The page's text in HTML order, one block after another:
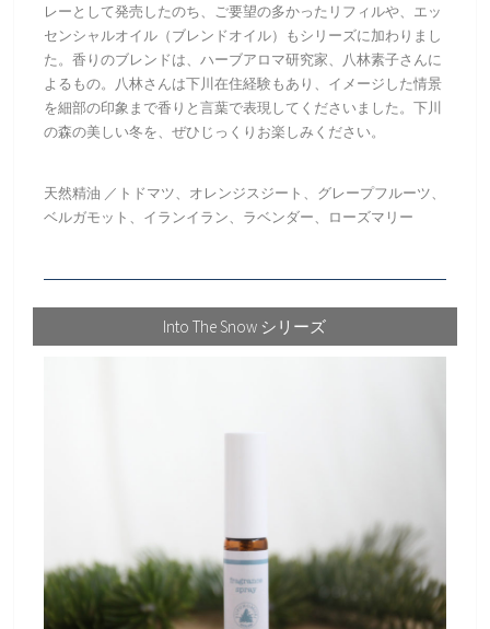
レーとして発売したのち、ご要望の多かったリフィルや、エッ
センシャルオイル（ブレンドオイル）もシリーズに加わりまし
た。香りのブレンドは、ハーブアロマ研究家、八林素子さんに
よるもの。八林さんは下川在住経験もあり、イメージした情景
を細部の印象まで香りと言葉で表現してくださいました。下川
の森の美しい冬を、ぜひじっくりお楽しみください。
天然精油 ／トドマツ、オレンジスジート、グレープフルーツ、
ベルガモット、イランイラン、ラベンダー、ローズマリー
Into The Snow シリーズ